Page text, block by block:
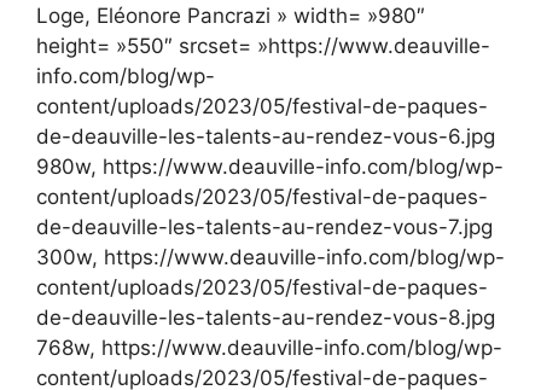
Loge, Eléonore Pancrazi » width= »980″
height= »550″ srcset= »https://www.deauville-
info.com/blog/wp-
content/uploads/2023/05/festival-de-paques-
de-deauville-les-talents-au-rendez-vous-6.jpg
980w, https://www.deauville-info.com/blog/wp-
content/uploads/2023/05/festival-de-paques-
de-deauville-les-talents-au-rendez-vous-7.jpg
300w, https://www.deauville-info.com/blog/wp-
content/uploads/2023/05/festival-de-paques-
de-deauville-les-talents-au-rendez-vous-8.jpg
768w, https://www.deauville-info.com/blog/wp-
content/uploads/2023/05/festival-de-paques-